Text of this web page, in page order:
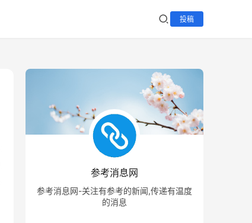
投稿
参考消息网
参考消息网-关注有参考的新闻,传递有温度
的消息